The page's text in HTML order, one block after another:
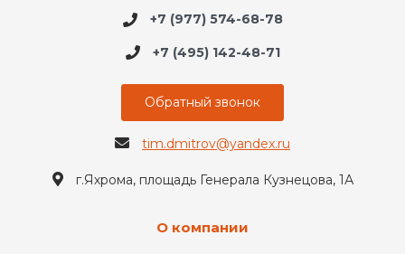
+7 (977) 574-68-78
+7 (495) 142-48-71
Обратный звонок
tim.dmitrov@yandex.ru
г.Яхрома, площадь Генерала Кузнецова, 1А
О компании